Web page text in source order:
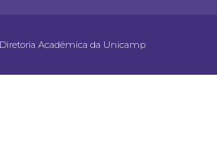
Acadêmica da Unicamp